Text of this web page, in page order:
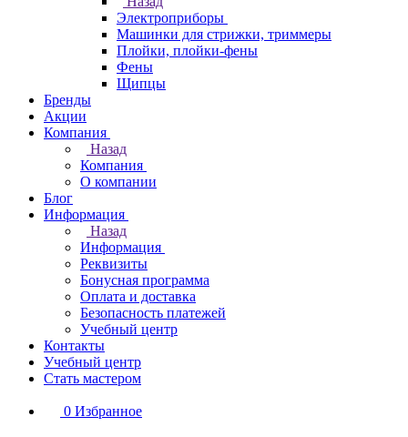
Электроприборы
Машинки для стрижки, триммеры
Плойки, плойки-фены
Фены
Щипцы
Бренды
Акции
Компания
Назад
Компания
О компании
Блог
Информация
Назад
Информация
Реквизиты
Бонусная программа
Оплата и доставка
Безопасность платежей
Учебный центр
Контакты
Учебный центр
Стать мастером
0 Избранное